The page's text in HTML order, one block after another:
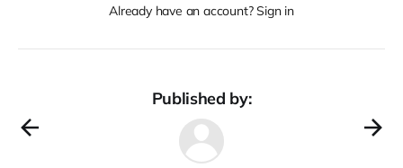
Already have an account? Sign in
Published by: